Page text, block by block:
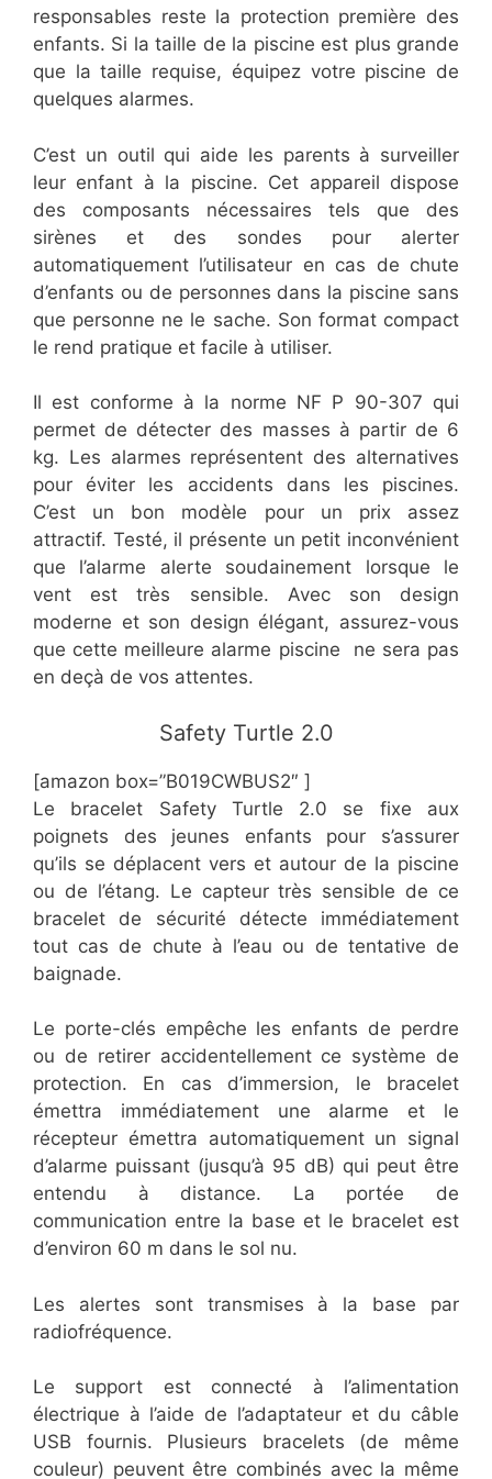
responsables reste la protection première des
enfants. Si la taille de la piscine est plus grande
que la taille requise, équipez votre piscine de
quelques alarmes.
C’est un outil qui aide les parents à surveiller
leur enfant à la piscine. Cet appareil dispose
des composants nécessaires tels que des
sirènes et des sondes pour alerter
automatiquement l’utilisateur en cas de chute
d’enfants ou de personnes dans la piscine sans
que personne ne le sache. Son format compact
le rend pratique et facile à utiliser.
Il est conforme à la norme NF P 90-307 qui
permet de détecter des masses à partir de 6
kg. Les alarmes représentent des alternatives
pour éviter les accidents dans les piscines.
C’est un bon modèle pour un prix assez
attractif. Testé, il présente un petit inconvénient
que l’alarme alerte soudainement lorsque le
vent est très sensible. Avec son design
moderne et son design élégant, assurez-vous
que cette meilleure alarme piscine ne sera pas
en deçà de vos attentes.
​Safety Turtle 2.0
[amazon box=”​​B019CWBUS2″ ]
Le bracelet Safety Turtle 2.0 se fixe aux
poignets des jeunes enfants pour s’assurer
qu’ils se déplacent vers et autour de la piscine
ou de l’étang. Le capteur très sensible de ce
bracelet de sécurité détecte immédiatement
tout cas de chute à l’eau ou de tentative de
baignade.
Le porte-clés empêche les enfants de perdre
ou de retirer accidentellement ce système de
protection. En cas d’immersion, le bracelet
émettra immédiatement une alarme et le
récepteur émettra automatiquement un signal
d’alarme puissant (jusqu’à 95 dB) qui peut être
entendu à distance. La portée de
communication entre la base et le bracelet est
d’environ 60 m dans le sol nu.
Les alertes sont transmises à la base par
radiofréquence.
Le support est connecté à l’alimentation
électrique à l’aide de l’adaptateur et du câble
USB fournis. Plusieurs bracelets (de même
couleur) peuvent être combinés avec la même